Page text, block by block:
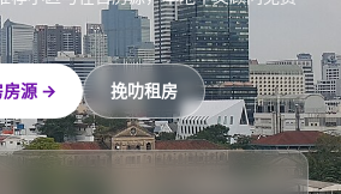
房源 → 挽叻租房